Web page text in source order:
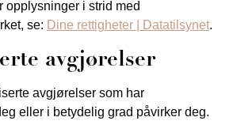
opplysninger i strid med
se: Dine rettigheter | Datatilsynet.
avgjørelser
avgjørelser som har
eller i betydelig grad påvirker deg.